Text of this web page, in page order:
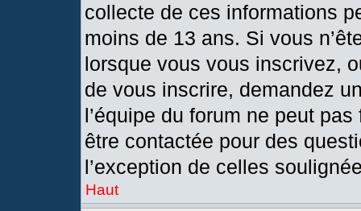
collecte de ces informations
moins de 13 ans. Si vous
lorsque vous vous inscrivez,
de vous inscrire, demandez
l’équipe du forum ne peut
être contactée pour des
l’exception de celles
Haut